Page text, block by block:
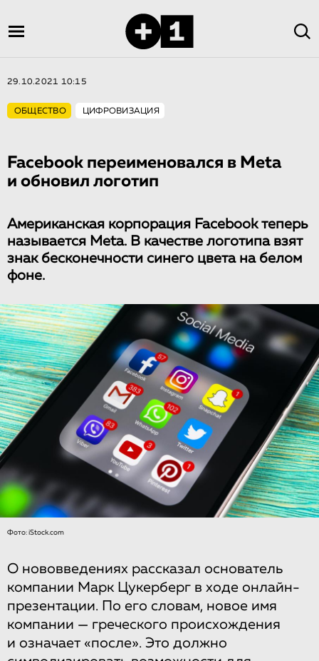
29.10.2021 10:15
ОБЩЕСТВО ЦИФРОВИЗАЦИЯ
Facebook переименовался в Meta
и обновил логотип
Американская корпорация Facebook теперь
называется Meta. В качестве логотипа взят
знак бесконечности синего цвета на белом
фоне.
Фото: iStock.com
О нововведениях рассказал основатель
компании Марк Цукерберг в ходе онлайн-
презентации. По его словам, новое имя
компании — греческого происхождения
и означает «после». Это должно